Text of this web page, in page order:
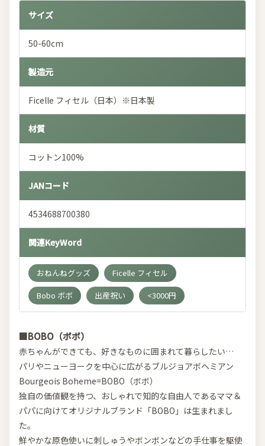
サイズ
50-60cm
製造元
Ficelle フィセル（日本）※日本製
材質
コットン100%
JANコード
4534688700380
関連KeyWord
おねんねグッズ
Ficelle フィセル
Bobo ボボ
出産祝い <3000円
■BOBO（ボボ）
赤ちゃんができても、好きなものに囲まれて暮らしたい…
パリやニューヨークを中心に広がるブルジョアボヘミアン
Bourgeois Boheme=BOBO（ボボ）
独自の価値観を持つ、おしゃれで知的な自由人であるママ＆
パパに向けてオリジナルブランド「BOBO」は生まれまし
た。
鮮やかな原色使いに刺しゅうやボンボンなどの手仕事を駆使